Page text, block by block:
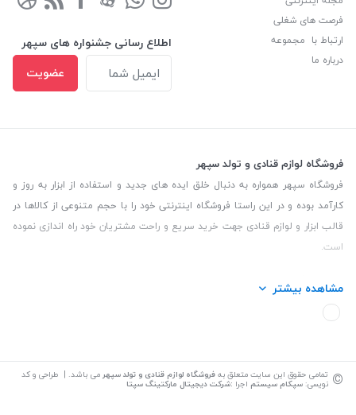
فرصت های شغلی
ارتباط با مجموعه
درباره ما
اطلاع رسانی جشنواره های سپهر
عضویت
فروشگاه لوازم قنادی و تولد سپهر
فروشگاه سپهر همواره به دنبال خلق ایده های جدید و استفاده از ابزار به روز و
کارآمد بوده و در این راستا فروشگاه اینترنتی خود را با حجم متنوعی از کالاها در
قالب ابزار و لوازم قنادی جهت خرید سریع و راحت مشتریان خود راه اندازی نموده
است.
این فروشگاه تمام تلاش خود را نموده تا کالاهایی با کیفیت و با حداقل قیمت
عرضه نماید.
مشاهده بیشتر
© تمامی حقوق این سایت متعلق بهفروشگاه لوازم قنادی و تولد سپهر می باشد. | طراحی و کد
نویسی: سپکام سیستم اجرا :شرکت دیجیتال مارکتینگ سپتا